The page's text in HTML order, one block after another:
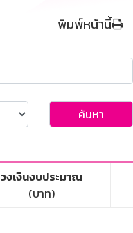
พิมพ์หน้านี้
ค้นหา
วงเงินงบประมาณ
(บาท)